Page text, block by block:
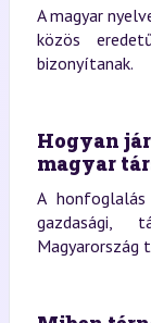
A magyar
közös
bizonyítanak.
Hogyan
magyar
A
gazdasági,
Magyarország